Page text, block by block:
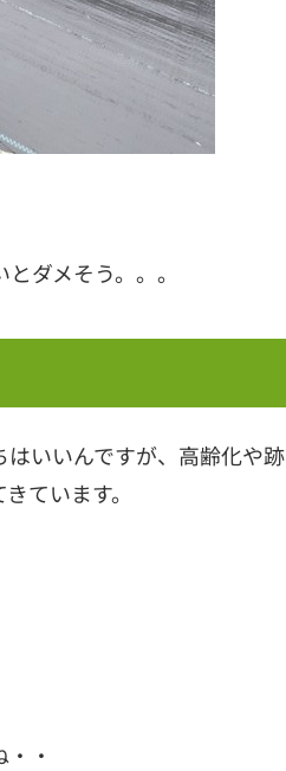
ダメそう。。。
いいんですが、高齢化や跡
ています。
・